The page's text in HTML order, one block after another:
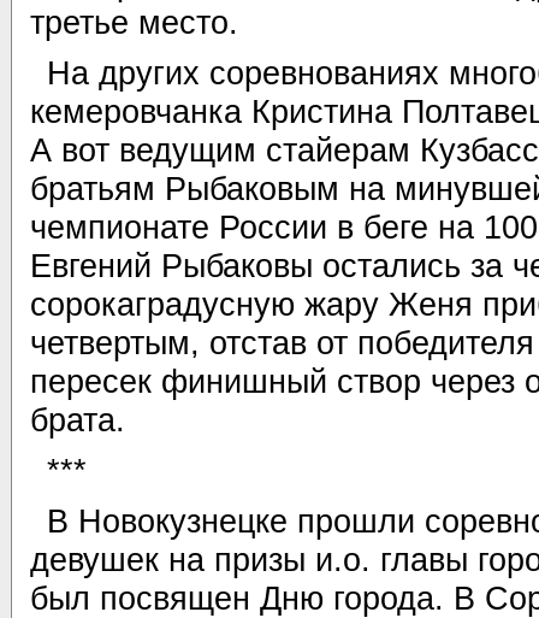
третье место.
На других соревнованиях
кемеровчанка Кристина
А вот ведущим стайерам
братьям Рыбаковым на
чемпионате России в беге на
Евгений Рыбаковы остались за
сорокаградусную жару Женя
четвертым, отстав от
пересек финишный створ через
брата.
***
В Новокузнецке прошли
девушек на призы и.о. главы
был посвящен Дню города. В